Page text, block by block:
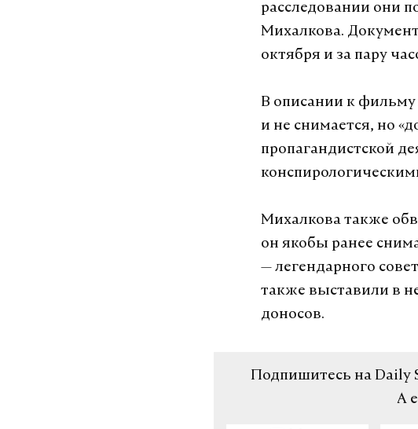
расследовании они
Михалкова.
октября и за пару
В описании к фильму
и не снимается, но
пропагандистской
Михалкова также
он якобы ранее
— легендарного
также выставили в
доносов.
Подпишитесь на Daily
А